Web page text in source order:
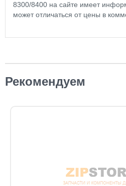
8300/8400 на сайте имеет
может отличаться от цены в
Рекомендуем